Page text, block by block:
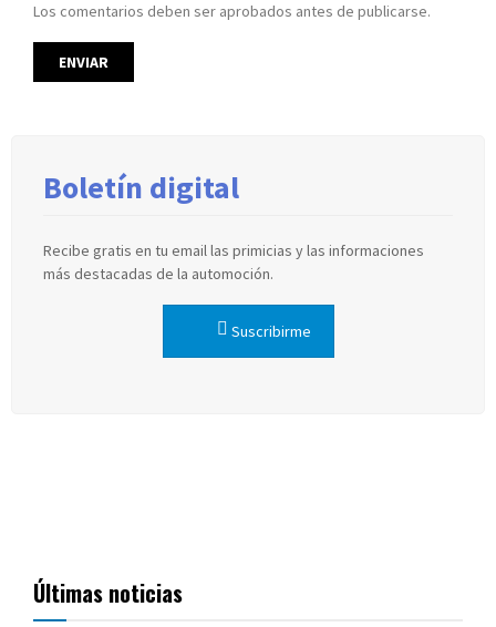
Los comentarios deben ser aprobados antes de publicarse.
Boletín digital
Recibe gratis en tu email las primicias y las informaciones
más destacadas de la automoción.
Suscribirme
Últimas noticias